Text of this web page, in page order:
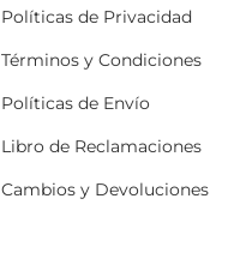
Políticas de Privacidad
Términos y Condiciones
Políticas de Envío
Libro de Reclamaciones
Cambios y Devoluciones